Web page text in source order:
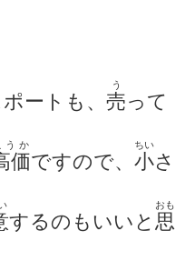
ートも、 売
う
って
価
うか
ですので、 小
ちい
さ
するのもいいと 思
おも